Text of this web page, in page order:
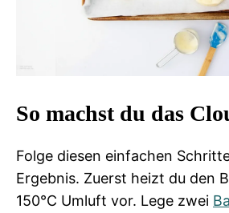
So machst du das
Folge diesen einfachen
Ergebnis. Zuerst heizt du den
150°C Umluft vor. Lege zwei